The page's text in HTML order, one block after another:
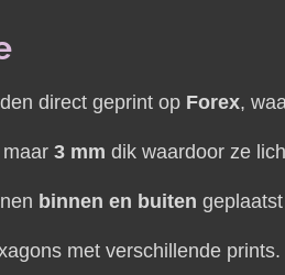
direct geprint op Forex,
3 mm dik waardoor ze
binnen en buiten
met verschillende prints.